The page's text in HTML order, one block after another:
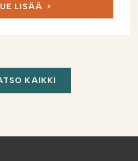
LISÄÄ
KAIKKI